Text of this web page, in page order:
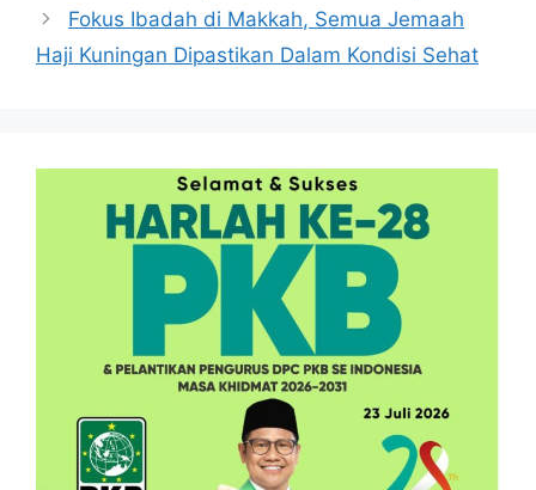
Fokus Ibadah di Makkah, Semua Jemaah
Haji Kuningan Dipastikan Dalam Kondisi Sehat